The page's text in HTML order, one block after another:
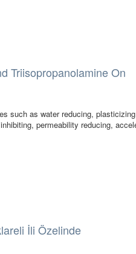
Triisopropanolamine On
such as water reducing,
permeability reducing,
İli Özelinde